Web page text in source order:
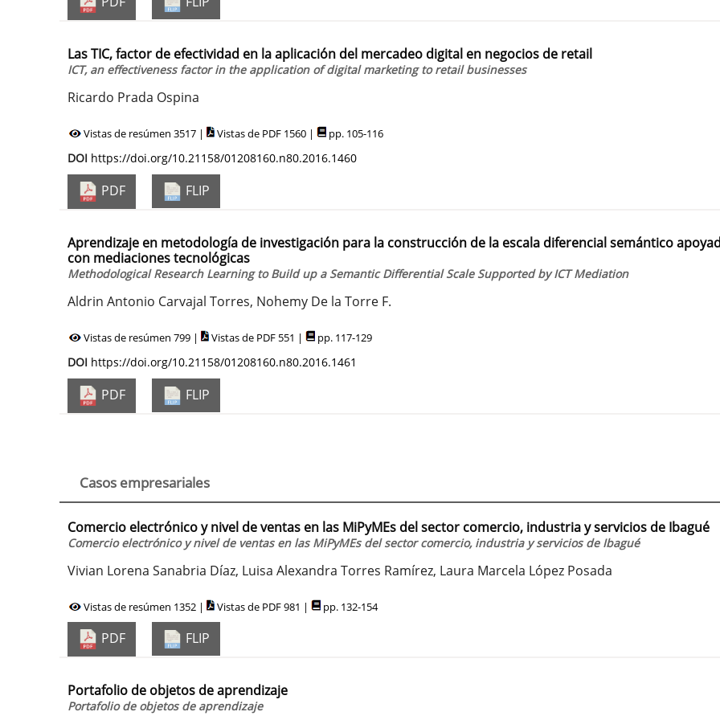
Las TIC, factor de efectividad en la aplicación del mercadeo digital en negocios de retail
ICT, an effectiveness factor in the application of digital marketing to retail businesses
Ricardo Prada Ospina
Vistas de resúmen 3517 | Vistas de PDF 1560 | pp. 105-116
DOI https://doi.org/10.21158/01208160.n80.2016.1460
PDF FLIP
Aprendizaje en metodología de investigación para la construcción de la escala diferencial semántico
con mediaciones tecnológicas
Methodological Research Learning to Build up a Semantic Differential Scale Supported by ICT Mediation
Aldrin Antonio Carvajal Torres, Nohemy De la Torre F.
Vistas de resúmen 799 | Vistas de PDF 551 | pp. 117-129
DOI https://doi.org/10.21158/01208160.n80.2016.1461
PDF FLIP
Casos empresariales
Comercio electrónico y nivel de ventas en las MiPyMEs del sector comercio, industria y servicios de Ibagué
Comercio electrónico y nivel de ventas en las MiPyMEs del sector comercio, industria y servicios de Ibagué
Vivian Lorena Sanabria Díaz, Luisa Alexandra Torres Ramírez, Laura Marcela López Posada
Vistas de resúmen 1352 | Vistas de PDF 981 | pp. 132-154
PDF FLIP
Portafolio de objetos de aprendizaje
Portafolio de objetos de aprendizaje